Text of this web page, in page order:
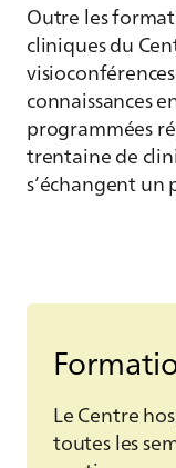
Outre les
cliniques du
connaissances
programmées
trentaine de
s’échangent un
Le Centre
toutes les